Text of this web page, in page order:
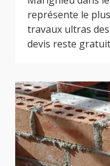
représente le
travaux ultras
devis reste